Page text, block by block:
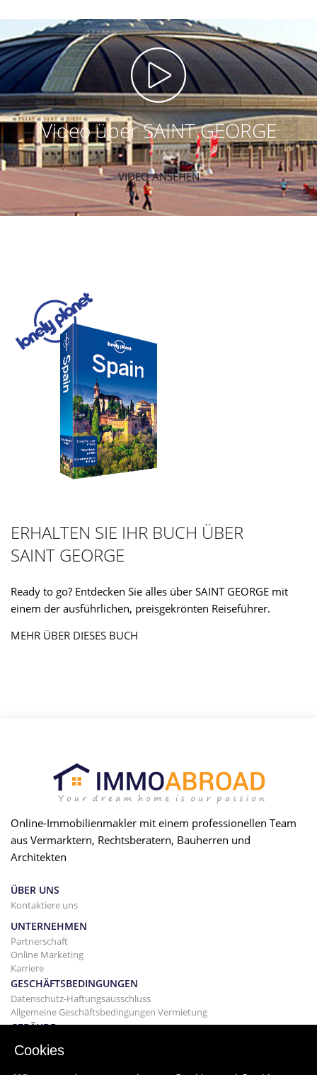
Video über SAINT GEORGE
VIDEO ANSEHEN
ERHALTEN SIE IHR BUCH ÜBER
SAINT GEORGE
Ready to go? Entdecken Sie alles über SAINT GEORGE mit
einem der ausführlichen, preisgekrönten Reiseführer.
MEHR ÜBER DIESES BUCH
Online-Immobilienmakler mit einem professionellen Team
aus Vermarktern, Rechtsberatern, Bauherren und
Architekten
ÜBER UNS
Kontaktiere uns
UNTERNEHMEN
Partnerschaft
Online Marketing
Karriere
GESCHÄFTSBEDINGUNGEN
Datenschutz-Haftungsausschluss
Allgemeine Geschäftsbedingungen Vermietung
GEBÄUDE
Projekte
Cookies